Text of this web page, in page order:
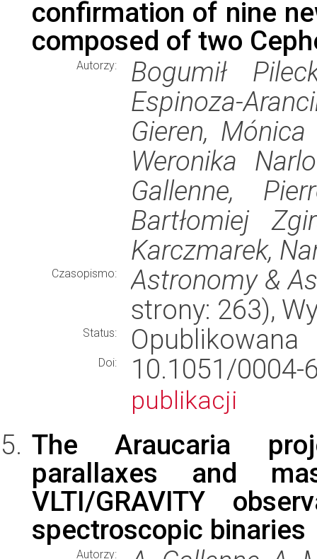
confirmation of nine
composed of two
Autorzy:
Bogumił
Espinoza-
Gieren,
Weronika
Gallenne,
Bartłomiej
Karczmarek,
Czasopismo:
Astronomy &
strony: 263),
Status: Opublikowana
Doi: 10.1051/
publikacji
The Araucaria
parallaxes and
VLTI/GRAVITY
spectroscopic binaries
Autorzy: